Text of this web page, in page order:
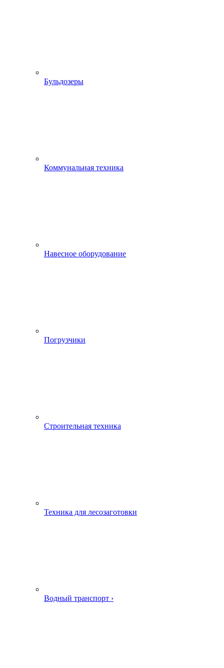
Бульдозеры
Коммунальная техника
Навесное оборудование
Погрузчики
Строительная техника
Техника для лесозаготовки
Водный транспорт ›